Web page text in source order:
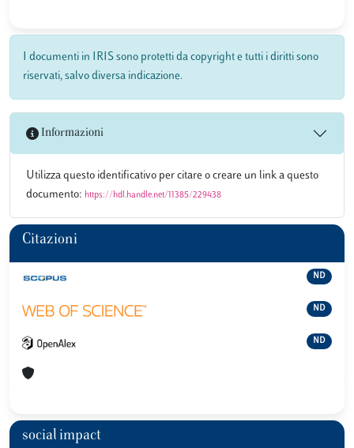
I documenti in IRIS sono protetti da copyright e tutti i diritti sono
riservati, salvo diversa indicazione.
Informazioni
Utilizza questo identificativo per citare o creare un link a questo
documento: https://hdl.handle.net/11385/229438
Citazioni
ND
ND
ND
social impact